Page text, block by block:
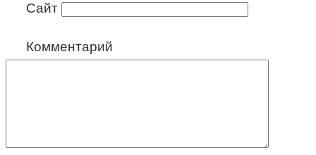
Сайт
Комментарий